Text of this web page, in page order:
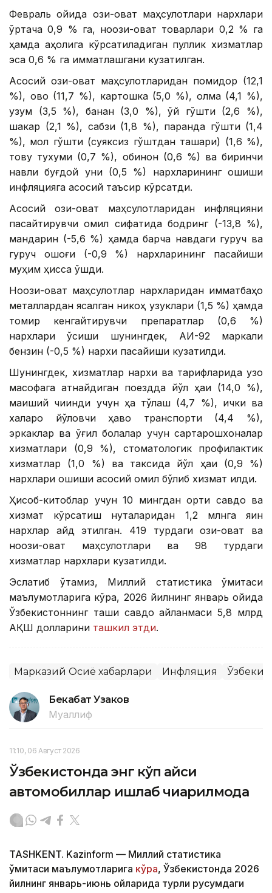
Февраль ойида озиқ-овқат маҳсулотлари нархлари
ўртача 0,9 % га, ноозиқ-овқат товарлари 0,2 % га
ҳамда аҳолига кўрсатиладиган пуллик хизматлар
эса 0,6 % га қимматлашгани кузатилган.
Асосий озиқ-овқат маҳсулотларидан помидор (12,1
%), қовоқ (11,7 %), картошка (5,0 %), олма (4,1 %),
узум (3,5 %), банан (3,0 %), қўй гўшти (2,6 %),
шакар (2,1 %), сабзи (1,8 %), паранда гўшти (1,4
%), мол гўшти (суяксиз гўштдан ташқари) (1,6 %),
товуқ тухуми (0,7 %), обинон (0,6 %) ва биринчи
навли буғдой уни (0,5 %) нархларининг ошиши
инфляцияга асосий таъсир кўрсатди.
Асосий озиқ-овқат маҳсулотларидан инфляцияни
пасайтирувчи омил сифатида бодринг (-13,8 %),
мандарин (-5,6 %) ҳамда барча навдаги гуруч ва
гуруч оқшоғи (-0,9 %) нархларининг пасайиши
муҳим ҳисса қўшди.
Ноозиқ-овқат маҳсулотлар нархларидан қимматбаҳо
металлардан ясалган никоҳ узуклари (1,5 %) ҳамда
томир кенгайтирувчи препаратлар (0,6 %)
нархлари ўсиши шунингдек, АИ-92 маркали
бензин (-0,5 %) нархи пасайиши кузатилди.
Шунингдек, xизматлар нархи ва тарифларида узоқ
масофага қатнайдиган поездда йўл ҳақи (14,0 %),
маиший чиқинди учун ҳақ тўлаш (4,7 %), ички ва
халқаро йўловчи ҳаво транспорти (4,4 %),
эркаклар ва ўғил болалар учун сартарошхоналар
хизматлари (0,9 %), стоматологик профилактик
хизматлар (1,0 %) ва таксида йўл ҳақи (0,9 %)
нархлари ошиши асосий омил бўлиб хизмат қилди.
Ҳисоб-китоблар учун 10 мингдан ортиқ савдо ва
хизмат кўрсатиш нуқталаридан 1,2 млнга яқин
нархлар қайд этилган. 419 турдаги озиқ-овқат ва
ноозиқ-овқат маҳсулотлари ва 98 турдаги
хизматлар нархлари кузатилди.
Эслатиб ўтамиз, Миллий статистика қўмитаси
маълумотларига кўра, 2026 йилнинг январь ойида
Ўзбекистоннинг ташқи савдо айланмаси 5,8 млрд
АҚШ долларини ташкил этди.
Марказий Осиё хабарлари Инфляция
Бекабат Узаков
Муаллиф
11:10, 06 Август 2026
Ўзбекистонда энг кўп қайси
автомобиллар ишлаб чиқарилмоқда
TASHKENT. Kazinform — Миллий статистика
қўмитаси маълумотларига кўра, Ўзбекистонда 2026
йилнинг январь-июнь ойларида турли русумдаги